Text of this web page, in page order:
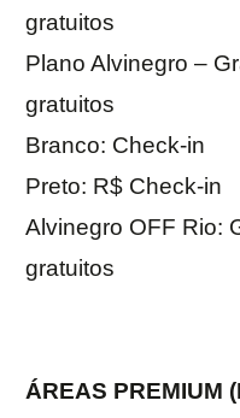
gratuitos
Plano Alvinegro –
gratuitos
Branco: Check-in
Preto: R$ Check-in
Alvinegro OFF Rio:
gratuitos
ÁREAS PREMIUM